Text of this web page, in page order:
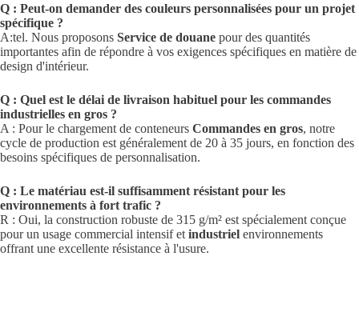
Q : Peut-on demander des couleurs personnalisées pour un projet
spécifique ?
A:tel. Nous proposons Service de douane pour des quantités
importantes afin de répondre à vos exigences spécifiques en matière de
design d'intérieur.
Q : Quel est le délai de livraison habituel pour les commandes
industrielles en gros ?
A : Pour le chargement de conteneurs Commandes en gros, notre
cycle de production est généralement de 20 à 35 jours, en fonction des
besoins spécifiques de personnalisation.
Q : Le matériau est-il suffisamment résistant pour les
environnements à fort trafic ?
R : Oui, la construction robuste de 315 g/m² est spécialement conçue
pour un usage commercial intensif et industriel environnements
offrant une excellente résistance à l'usure.